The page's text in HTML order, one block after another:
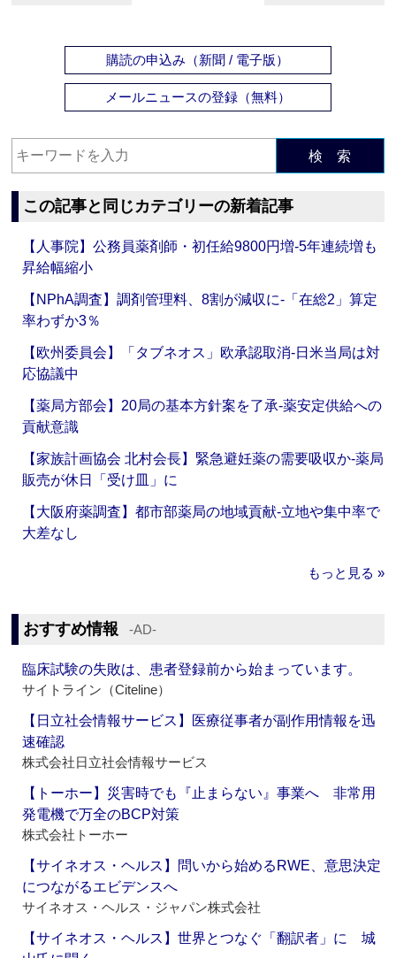
購読の申込み（新聞 / 電子版）
メールニュースの登録（無料）
検 索
この記事と同じカテゴリーの新着記事
【人事院】公務員薬剤師・初任給9800円増‐5年連続増も
昇給幅縮小
【NPhA調査】調剤管理料、8割が減収に‐「在総2」算定
率わずか3％
【欧州委員会】「タブネオス」欧承認取消‐日米当局は対
応協議中
【薬局方部会】20局の基本方針案を了承‐薬安定供給への
貢献意識
【家族計画協会 北村会長】緊急避妊薬の需要吸収か‐薬局
販売が休日「受け皿」に
【大阪府薬調査】都市部薬局の地域貢献‐立地や集中率で
大差なし
もっと見る »
おすすめ情報 ‐AD‐
臨床試験の失敗は、患者登録前から始まっています。
サイトライン（Citeline）
【日立社会情報サービス】医療従事者が副作用情報を迅
速確認
株式会社日立社会情報サービス
【トーホー】災害時でも『止まらない』事業へ 非常用
発電機で万全のBCP対策
株式会社トーホー
【サイネオス・ヘルス】問いから始めるRWE、意思決定
につながるエビデンスへ
サイネオス・ヘルス・ジャパン株式会社
【サイネオス・ヘルス】世界とつなぐ「翻訳者」に 城